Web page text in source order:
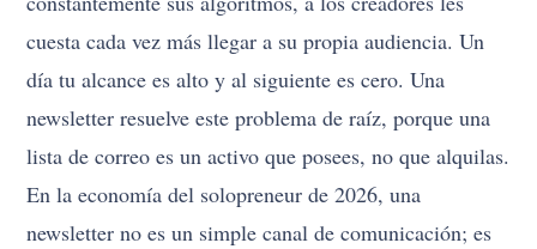
cuesta cada vez más llegar a su propia audiencia. Un
día tu alcance es alto y al siguiente es cero. Una
newsletter resuelve este problema de raíz, porque una
lista de correo es un activo que posees, no que alquilas.
En la economía del solopreneur de 2026, una
newsletter no es un simple canal de comunicación; es